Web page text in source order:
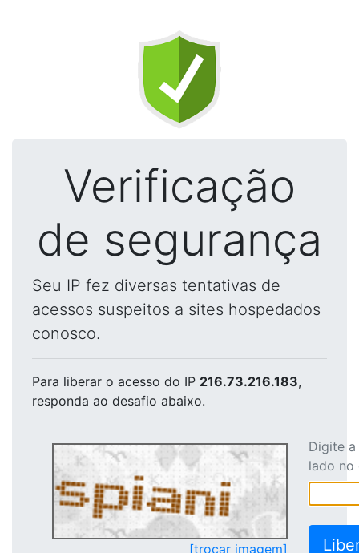
Verificação
de segurança
Seu IP fez diversas tentativas de
acessos suspeitos a sites hospedados
conosco.
Para liberar o acesso do IP 216.73.216.183,
responda ao desafio abaixo.
[trocar imagem]
Digite
lado no